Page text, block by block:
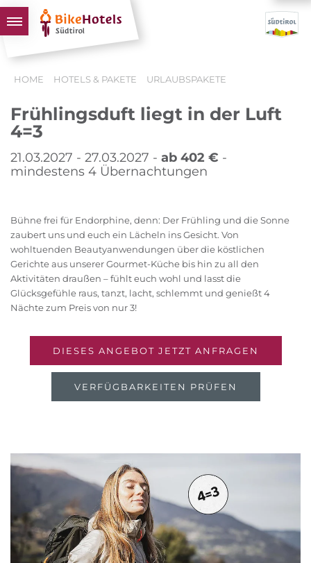
TOUREN & REVIERE
SÜDTIROL & WIR
SCHLUSSLICHTER
HOME HOTELS & PAKETE URLAUBSPAKETE
Frühlingsduft liegt in der Luft
4=3
21.03.2027 - 27.03.2027 - ab 402 € -
mindestens 4 Übernachtungen
Bühne frei für Endorphine, denn: Der Frühling und die Sonne
zaubert uns und euch ein Lächeln ins Gesicht. Von
wohltuenden Beautyanwendungen über die köstlichen
Gerichte aus unserer Gourmet-Küche bis hin zu all den
Aktivitäten draußen – fühlt euch wohl und lasst die
Glücksgefühle raus, tanzt, lacht, schlemmt und genießt 4
Nächte zum Preis von nur 3!
DIESES ANGEBOT JETZT ANFRAGEN
VERFÜGBARKEITEN PRÜFEN